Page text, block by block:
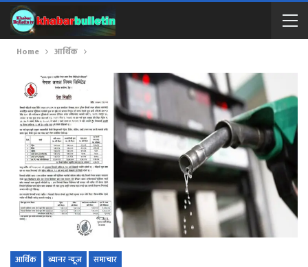
Home आर्थिक
आर्थिक ब्यानर न्यूज समाचार